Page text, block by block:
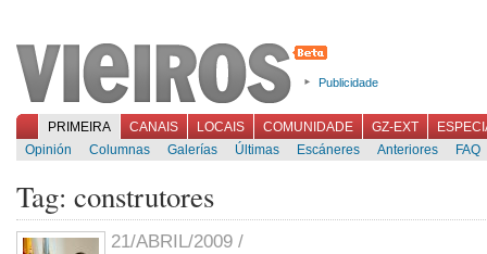
Publicidade
PRIMEIRA CANAIS LOCAIS COMUNIDADE GZ-EXT
Opinión
Columnas Galerías Últimas Escáneres Anteriores FAQ
Tag: construtores
21/ABRIL/2009 /